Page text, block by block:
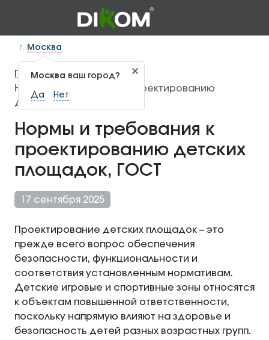
г. Москва
Москва ваш город?
Да Нет
Главная — Статьи —
Нормы и требования к проектированию
детских площадок, ГОСТ
Нормы и требования к
проектированию детских
площадок, ГОСТ
17 сентября 2025
Проектирование детских площадок – это
прежде всего вопрос обеспечения
безопасности, функциональности и
соответствия установленным нормативам.
Детские игровые и спортивные зоны относятся
к объектам повышенной ответственности,
поскольку напрямую влияют на здоровье и
безопасность детей разных возрастных групп.